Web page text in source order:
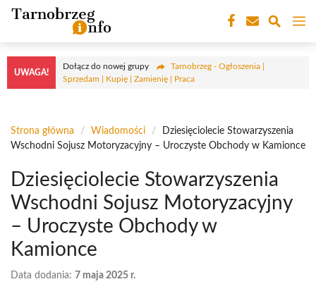
Przejdź
treści
UWAGA!
Dołącz do nowej grupy
Tarnobrzeg - Ogłoszenia |
Sprzedam | Kupię | Zamienię | Praca
Strona główna / Wiadomości /
Dziesięciolecie Stowarzyszenia
Wschodni Sojusz Motoryzacyjny – Uroczyste Obchody w Kamionce
Dziesięciolecie Stowarzyszenia
Wschodni Sojusz Motoryzacyjny
– Uroczyste Obchody w
Kamionce
Data dodania: 7 maja 2025 r.